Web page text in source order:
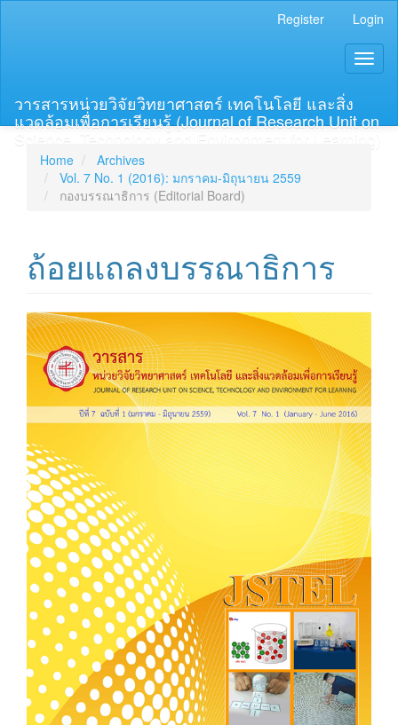
Register Login
วารสารหน่วยวิจัยวิทยาศาสตร์ เทคโนโลยี และสิ่ง
แวดล้อมเพื่อการเรียนรู้ (Journal of Research Unit on
Science, Technology and Environment for Learning)
Home
Archives
Vol. 7 No. 1 (2016): มกราคม-มิถุนายน 2559
กองบรรณาธิการ (Editorial Board)
ถ้อยแถลงบรรณาธิการ
Article
Sidebar